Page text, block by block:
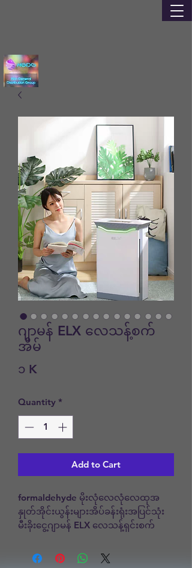
ဂျာမန် ELX လေသန့်စက်
အိမ်
၁ K
Quantity *
Add to Cart
formaldehyde မိုးလုံလေလုံလေထုအ
နှုတ်အိုင်းယွန်းများအိပ်ခန်းရုံးအပြင်သုံး
မီးခိုးငွေ့ဂျာမန် ELX လေသန့်ရှင်းစက်